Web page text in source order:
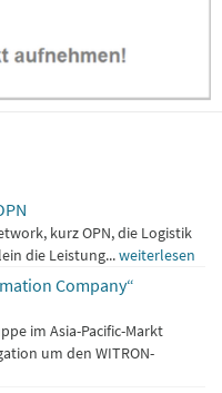
kurz OPN, die Logistik
die Leistung...weiterlesen
Company“
im Asia-Pacific-Markt
um den WITRON-